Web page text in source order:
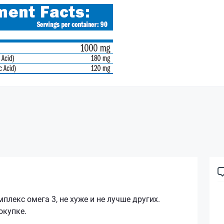
омега 3, не хуже и не лучше других.